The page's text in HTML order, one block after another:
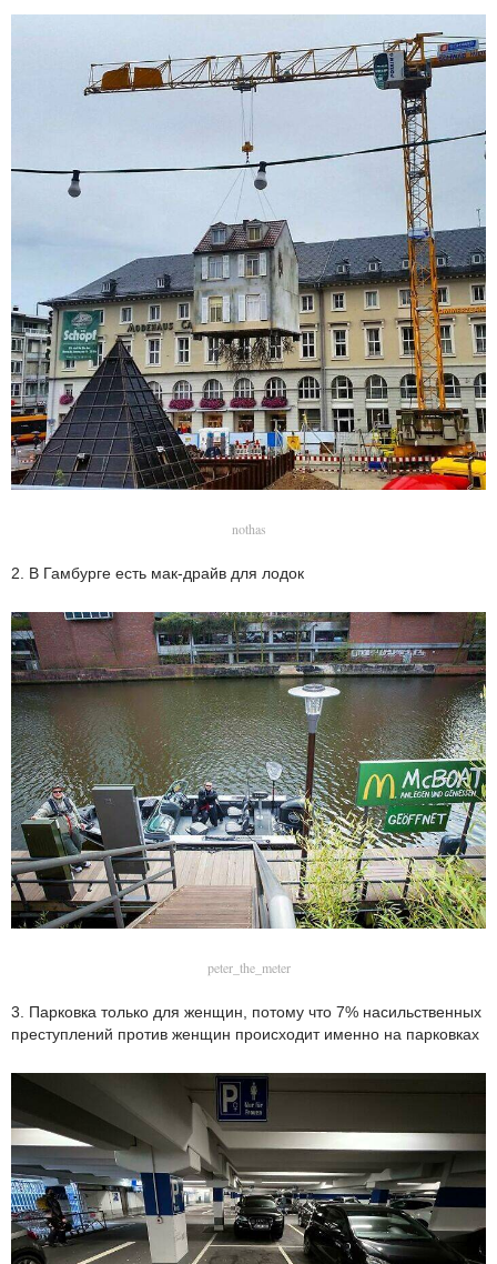
nothas
2. В Гамбурге есть мак-драйв для лодок
peter_the_meter
3. Парковка только для женщин, потому что 7% насильственных
преступлений против женщин происходит именно на парковках